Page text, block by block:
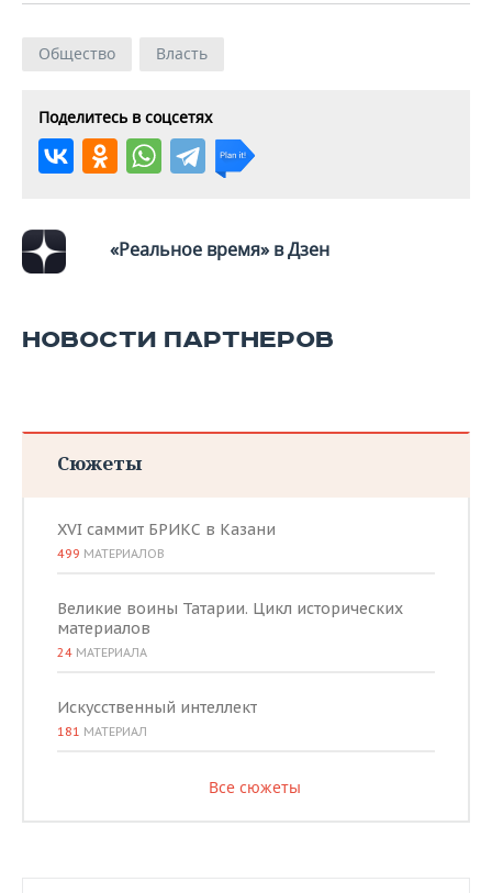
Общество Власть
Поделитесь в соцсетях
«Реальное время» в Дзен
НОВОСТИ ПАРТНЕРОВ
Сюжеты
XVI саммит БРИКС в Казани
499 МАТЕРИАЛОВ
Великие воины Татарии. Цикл исторических
материалов
24 МАТЕРИАЛА
Искусственный интеллект
181 МАТЕРИАЛ
Все сюжеты